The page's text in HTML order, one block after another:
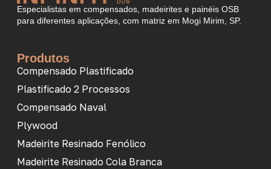
Especialistas em compensados, madeirites e painéis OSB
para diferentes aplicações, com matriz em Mogi Mirim, SP.
Produtos
Compensado Plastificado
Plastificado 2 Processos
Compensado Naval
Plywood
Madeirite Resinado Fenólico
Madeirite Resinado Cola Branca